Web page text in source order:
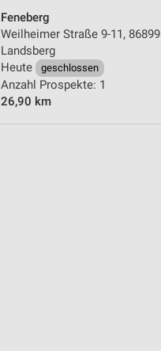
Feneberg
Weilheimer Straße 9-11, 86899
Landsberg
Heute
geschlossen
Anzahl Prospekte: 1
26,90 km